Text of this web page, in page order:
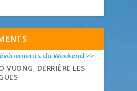
du Weekend >>
VUONG, DERRIÈRE LES